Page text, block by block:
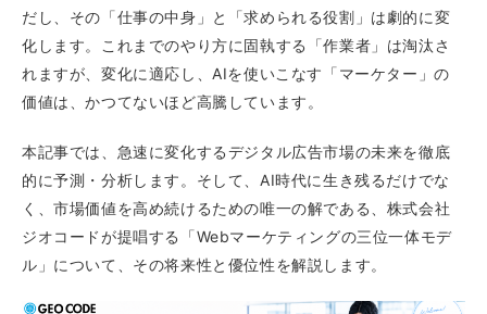
だし、その「仕事の中身」と「求められる役割」は劇的に変
化します。これまでのやり方に固執する「作業者」は淘汰さ
れますが、変化に適応し、AIを使いこなす「マーケター」の
価値は、かつてないほど高騰しています。
本記事では、急速に変化するデジタル広告市場の未来を徹底
的に予測・分析します。そして、AI時代に生き残るだけでな
く、市場価値を高め続けるための唯一の解である、株式会社
ジオコードが提唱する「Webマーケティングの三位一体モデ
ル」について、その将来性と優位性を解説します。